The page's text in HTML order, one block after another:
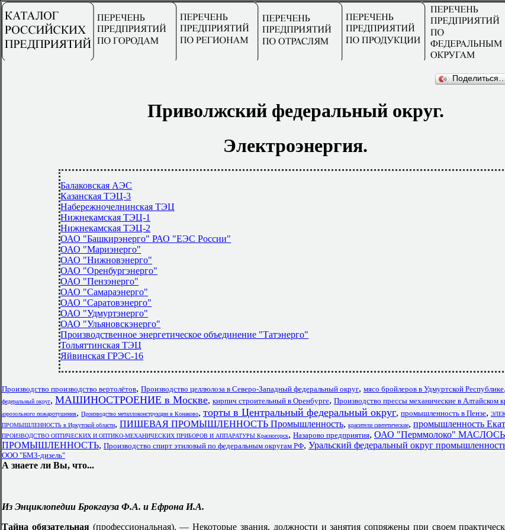
Приволжский федеральный округ.
Электроэнергия.
Балаковская АЭС
Казанская ТЭЦ-3
Набережночелнинская ТЭЦ
Нижнекамская ТЭЦ-1
Нижнекамская ТЭЦ-2
ОАО "Башкирэнерго" РАО "ЕЭС России"
ОАО "Мариэнерго"
ОАО "Нижновэнерго"
ОАО "Оренбургэнерго"
ОАО "Пензэнерго"
ОАО "Самараэнерго"
ОАО "Саратовэнерго"
ОАО "Удмуртэнерго"
ОАО "Ульяновскэнерго"
Производственное энергетическое объединение "Татэнерго"
Тольяттинская ТЭЦ
Яйвинская ГРЭС-16
Производство производство вертолётов, Производство целлюлоза в Северо-Западный федеральный округ, мясо бройлеров в Удмуртской Республике,
федеральный округ, МАШИНОСТРОЕНИЕ в Москве, кирпич строительный в Оренбурге, Производство прессы механические в Алтайском
аэрозольного пожаротушения, Производство металлоконструкции в Конаково, торты в Центральный федеральный округ, промышленность в Пензе,
ПРОМЫШЛЕННОСТЬ в Иркутской области, ПИЩЕВАЯ ПРОМЫШЛЕННОСТЬ Промышленность, красители синтетические, промышленность
ПРОИЗВОДСТВО ОПТИЧЕСКИХ И ОПТИКО-МЕХАНИЧЕСКИХ ПРИБОРОВ И АППАРАТУРЫ Красногорск, Назарово предприятия, ОАО "Перммолоко"
ПРОМЫШЛЕННОСТЬ, Производство спирт этиловый по федеральным округам РФ, Уральский федеральный округ
ООО "БМЗ-дизель"
А знаете ли Вы, что...
Из Энциклопедии Брокгауза Ф.А. и Ефрона И.А.
Тайна обязательная (профессиональная). — Некоторые звания, должности и занятия сопряжены при своем